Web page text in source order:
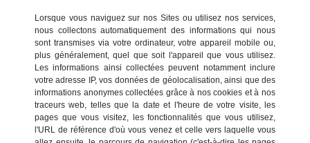
Lorsque vous naviguez sur nos Sites ou utilisez nos services,
nous collectons automatiquement des informations qui nous
sont transmises via votre ordinateur, votre appareil mobile ou,
plus généralement, quel que soit l'appareil que vous utilisez.
Les informations ainsi collectées peuvent notamment inclure
votre adresse IP, vos données de géolocalisation, ainsi que des
informations anonymes collectées grâce à nos cookies et à nos
traceurs web, telles que la date et l'heure de votre visite, les
pages que vous visitez, les fonctionnalités que vous utilisez,
l'URL de référence d'où vous venez et celle vers laquelle vous